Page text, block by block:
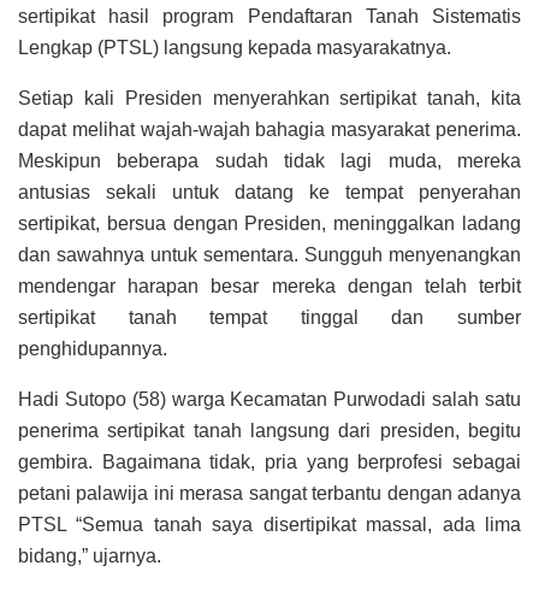
sertipikat hasil program Pendaftaran Tanah Sistematis
Lengkap (PTSL) langsung kepada masyarakatnya.
Setiap kali Presiden menyerahkan sertipikat tanah, kita
dapat melihat wajah-wajah bahagia masyarakat penerima.
Meskipun beberapa sudah tidak lagi muda, mereka
antusias sekali untuk datang ke tempat penyerahan
sertipikat, bersua dengan Presiden, meninggalkan ladang
dan sawahnya untuk sementara. Sungguh menyenangkan
mendengar harapan besar mereka dengan telah terbit
sertipikat tanah tempat tinggal dan sumber
penghidupannya.
Hadi Sutopo (58) warga Kecamatan Purwodadi salah satu
penerima sertipikat tanah langsung dari presiden, begitu
gembira. Bagaimana tidak, pria yang berprofesi sebagai
petani palawija ini merasa sangat terbantu dengan adanya
PTSL “Semua tanah saya disertipikat massal, ada lima
bidang,” ujarnya.